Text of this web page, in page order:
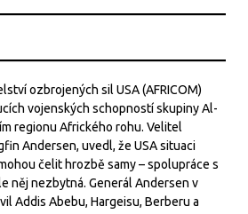
ozbrojených sil USA (AFRICOM)
vojenských schopností skupiny Al-
regionu Afrického rohu. Velitel
Andersen, uvedl, že USA situaci
čelit hrozbě samy – spolupráce s
něj nezbytná. Generál Andersen v
Addis Abebu, Hargeisu, Berberu a